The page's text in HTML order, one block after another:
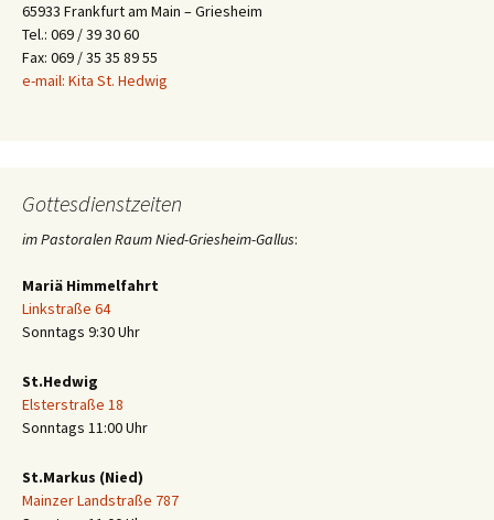
65933 Frankfurt am Main – Griesheim
Tel.: 069 / 39 30 60
Fax: 069 / 35 35 89 55
e-mail: Kita St. Hedwig
Gottesdienstzeiten
im Pastoralen Raum Nied-Griesheim-Gallus:
Mariä Himmelfahrt
Linkstraße 64
Sonntags 9:30 Uhr
St.Hedwig
Elsterstraße 18
Sonntags 11:00 Uhr
St.Markus (Nied)
Mainzer Landstraße 787